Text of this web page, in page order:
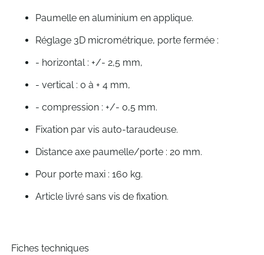
Paumelle en aluminium en applique.
Réglage 3D micrométrique, porte fermée :
- horizontal : +/- 2,5 mm,
- vertical : 0 à + 4 mm,
- compression : +/- 0,5 mm.
Fixation par vis auto-taraudeuse.
Distance axe paumelle/porte : 20 mm.
Pour porte maxi : 160 kg.
Article livré sans vis de fixation.
Fiches techniques